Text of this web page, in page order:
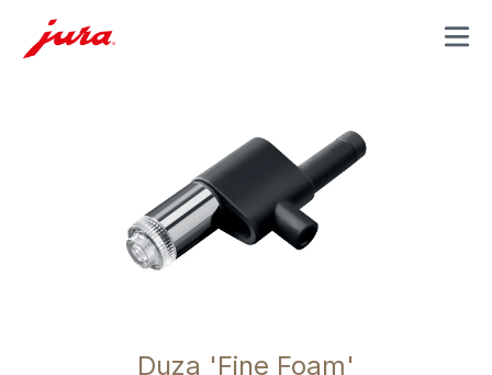
MENU
Duza 'Fine Foam'